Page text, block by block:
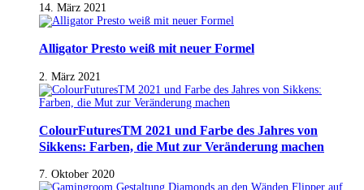
14. März 2021
Alligator Presto weiß mit neuer Formel
2. März 2021
ColourFuturesTM 2021 und Farbe des Jahres von
Sikkens: Farben, die Mut zur Veränderung machen
7. Oktober 2020